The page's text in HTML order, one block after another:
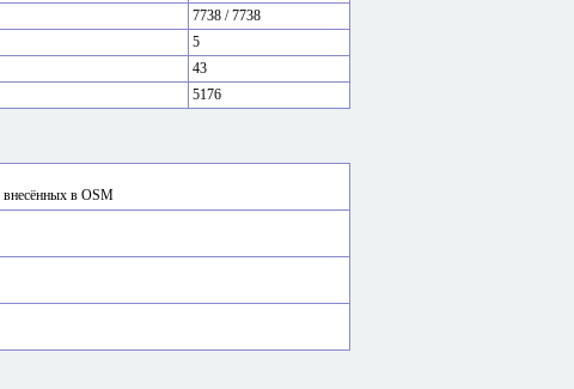
7738 / 7738
5
43
5176
внесённых в OSM